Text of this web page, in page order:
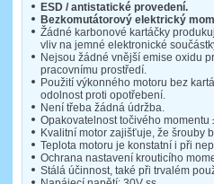
ESD / antistatické provedení.
Bezkomutátorový elektrický
Žádné karbonové kartáčky
vliv na jemné elektronické
Nejsou žádné vnější emise oxidu
pracovnímu prostředí.
Použití výkonného motoru bez
odolnost proti opotřebení.
Není třeba žádná údržba.
Opakovatelnost točivého momentu
Kvalitní motor zajišťuje, že šrouby
Teplota motoru je konstatní i při
Ochrana nastavení krouticího
Stálá účinnost, také při trvalém